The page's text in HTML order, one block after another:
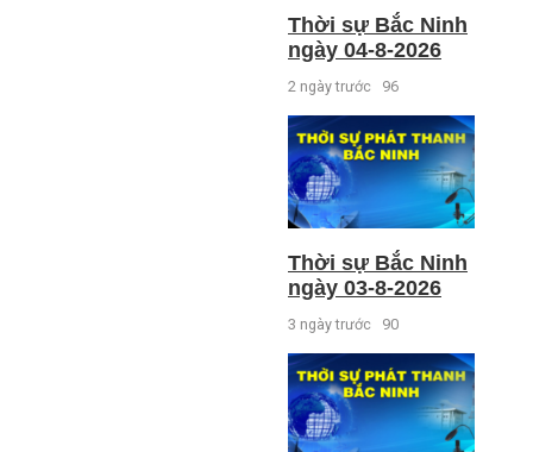
Thời sự Bắc Ninh
ngày 04-8-2026
2 ngày trước 96
Thời sự Bắc Ninh
ngày 03-8-2026
3 ngày trước 90